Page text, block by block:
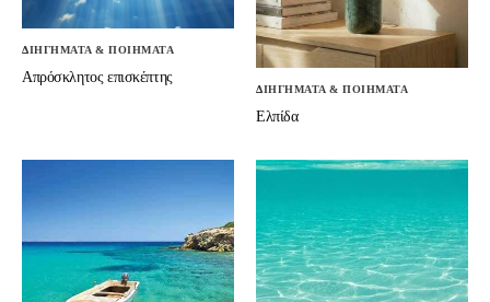
ΔΙΗΓΗΜΑΤΑ & ΠΟΙΗΜΑΤΑ
Απρόσκλητος επισκέπτης
ΔΙΗΓΗΜΑΤΑ & ΠΟΙΗΜΑΤΑ
Ελπίδα